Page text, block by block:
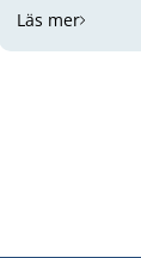
Läs mer